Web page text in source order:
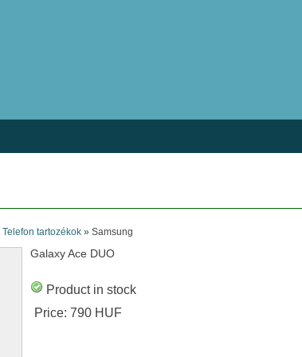
Telefon tartozékok» Samsung
Galaxy Ace DUO
Product in stock
Price: 790 HUF